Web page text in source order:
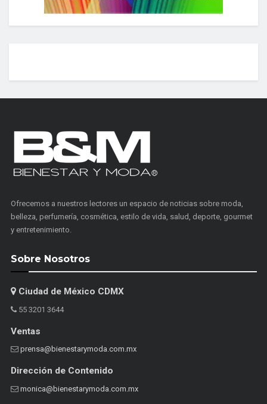
Ofrecemos a nuestros lectores un espacio de noticias sobre moda,
belleza, perfumería, cosmética, estilo de vida, salud, deporte, gourmet
y entretenimiento.
Sobre Nosotros
Ciudad de México CDMX
55 3201 3644
Ventas
prensa@bienestarymoda.com.mx
Dirección de Contenido
monica@bienestarymoda.com.mx